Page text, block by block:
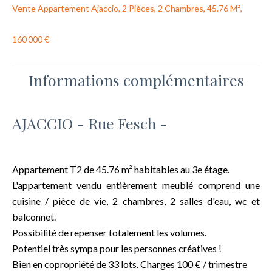
Vente Appartement Ajaccio, 2 Pièces, 2 Chambres, 45.76 M²,
160 000 €
Informations complémentaires
AJACCIO - Rue Fesch -
Appartement T2 de 45.76 m² habitables au 3e étage.
L'appartement vendu entièrement meublé comprend une
cuisine / pièce de vie, 2 chambres, 2 salles d'eau, wc et
balconnet.
Possibilité de repenser totalement les volumes.
Potentiel très sympa pour les personnes créatives !
Bien en copropriété de 33 lots. Charges 100 € / trimestre